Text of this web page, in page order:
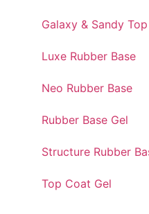
Galaxy & Sandy
Luxe Rubber Base
Neo Rubber Base
Rubber Base Gel
Structure Rubber
Top Coat Gel